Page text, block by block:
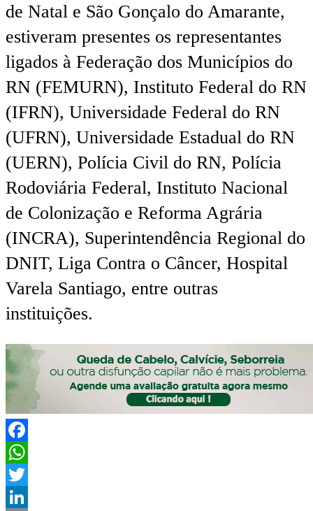
de Natal e São Gonçalo do Amarante,
estiveram presentes os representantes
ligados à Federação dos Municípios do
RN (FEMURN), Instituto Federal do RN
(IFRN), Universidade Federal do RN
(UFRN), Universidade Estadual do RN
(UERN), Polícia Civil do RN, Polícia
Rodoviária Federal, Instituto Nacional
de Colonização e Reforma Agrária
(INCRA), Superintendência Regional do
DNIT, Liga Contra o Câncer, Hospital
Varela Santiago, entre outras
instituições.
Facebook
WhatsApp
Twitter